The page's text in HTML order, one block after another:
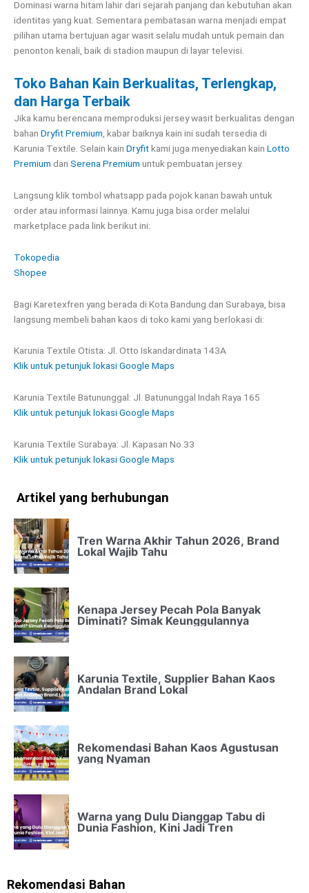
Dominasi warna hitam lahir dari sejarah panjang dan kebutuhan akan
identitas yang kuat. Sementara pembatasan warna menjadi empat
pilihan utama bertujuan agar wasit selalu mudah untuk pemain dan
penonton kenali, baik di stadion maupun di layar televisi.
Toko Bahan Kain Berkualitas, Terlengkap,
dan Harga Terbaik
Jika kamu berencana memproduksi jersey wasit berkualitas dengan
bahan Dryfit Premium , kabar baiknya kain ini sudah tersedia di
Karunia Textile. Selain kain Dryfitkami juga menyediakan kain Lotto
Premium dan Serena Premium untuk pembuatan jersey.
Langsung klik tombol whatsapp pada pojok kanan bawah untuk
order atau informasi lainnya. Kamu juga bisa order melalui
marketplace pada link berikut ini:
Tokopedia
Shopee
Bagi Karetexfren yang berada di Kota Bandung dan Surabaya, bisa
langsung membeli bahan kaos di toko kami yang berlokasi di:
Karunia Textile Otista: Jl. Otto Iskandardinata 143A
Klik untuk petunjuk lokasi Google Maps
Karunia Textile Batununggal: Jl. Batununggal Indah Raya 165
Klik untuk petunjuk lokasi Google Maps
Karunia Textile Surabaya: Jl. Kapasan No.33
Klik untuk petunjuk lokasi Google Maps
Artikel yang berhubungan
Tren Warna Akhir Tahun 2026, Brand
Lokal Wajib Tahu
Kenapa Jersey Pecah Pola Banyak
Diminati? Simak Keunggulannya
Karunia Textile, Supplier Bahan Kaos
Andalan Brand Lokal
Rekomendasi Bahan Kaos Agustusan
yang Nyaman
Warna yang Dulu Dianggap Tabu di
Dunia Fashion, Kini Jadi Tren
Rekomendasi Bahan